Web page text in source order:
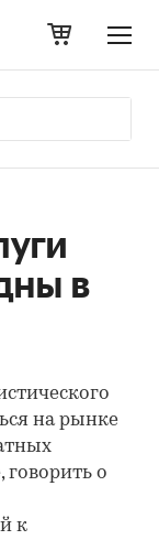
в
на рынке
говорить о
к